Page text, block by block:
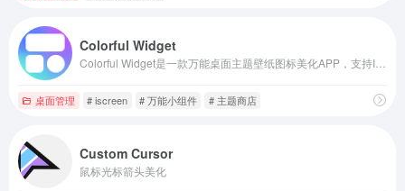
Colorful Widget
桌面管理 # iscreen # 万能小组件 # 主题商店
Custom Cursor
鼠标光标箭头美化